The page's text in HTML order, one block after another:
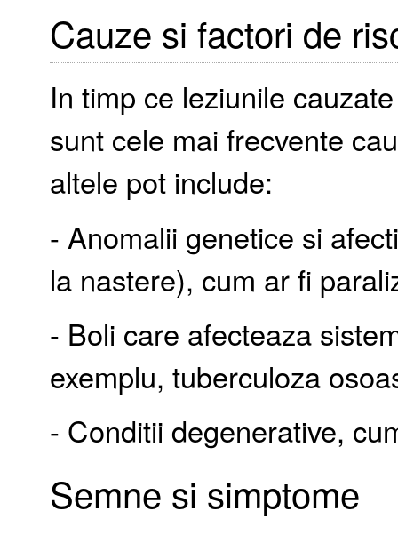
Cauze si factori de
In timp ce leziunile
sunt cele mai frecvente
altele pot include:
- Anomalii genetice si
la nastere), cum ar fi
- Boli care afecteaza
exemplu, tuberculoza
- Conditii degenerative,
Semne si simptome